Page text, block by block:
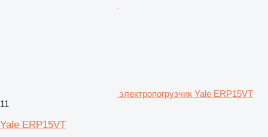
электропогрузчик Yale ERP15VT
11
Yale ERP15VT